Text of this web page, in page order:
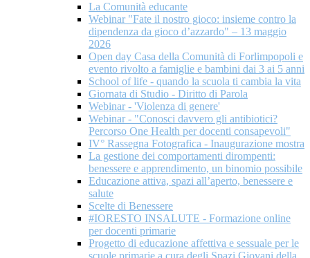
La Comunità educante
Webinar "Fate il nostro gioco: insieme contro la
dipendenza da gioco d’azzardo" – 13 maggio
2026
Open day Casa della Comunità di Forlimpopoli e
evento rivolto a famiglie e bambini dai 3 ai 5 anni
School of life - quando la scuola ti cambia la vita
Giornata di Studio - Diritto di Parola
Webinar - 'Violenza di genere'
Webinar - "Conosci davvero gli antibiotici?
Percorso One Health per docenti consapevoli"
IV° Rassegna Fotografica - Inaugurazione mostra
La gestione dei comportamenti dirompenti:
benessere e apprendimento, un binomio possibile
Educazione attiva, spazi all’aperto, benessere e
salute
Scelte di Benessere
#IORESTO INSALUTE - Formazione online
per docenti primarie
Progetto di educazione affettiva e sessuale per le